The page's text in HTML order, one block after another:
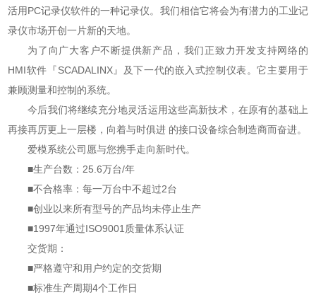
活用PC记录仪软件的一种记录仪。我们相信它将会为有潜力的工业记
录仪市场开创一片新的天地。
为了向广大客户不断提供新产品，我们正致力开发支持网络的
HMI软件『SCADALINX』及下一代的嵌入式控制仪表。它主要用于
兼顾测量和控制的系统。
今后我们将继续充分地灵活运用这些高新技术，在原有的基础上
再接再厉更上一层楼，向着与时俱进 的接口设备综合制造商而奋进。
爱模系统公司愿与您携手走向新时代。
■生产台数：25.6万台/年
■不合格率：每一万台中不超过2台
■创业以来所有型号的产品均未停止生产
■1997年通过ISO9001质量体系认证
交货期：
■严格遵守和用户约定的交货期
■标准生产周期4个工作日